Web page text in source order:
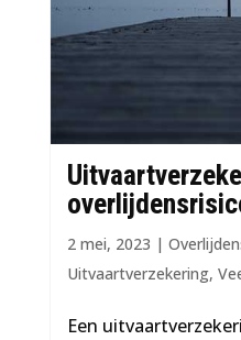
2 mei, 2023 |
Uitvaartverzekering,
Een